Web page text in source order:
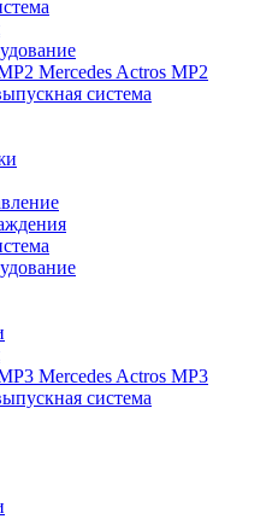
Mercedes Actros MP2
система
Mercedes Actros MP3
система